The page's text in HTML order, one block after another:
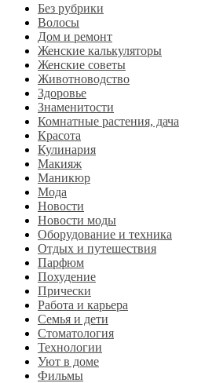
Без рубрики
Волосы
Дом и ремонт
Женские калькуляторы
Женские советы
Животноводство
Здоровье
Знаменитости
Комнатные растения, дача
Красота
Кулинария
Макияж
Маникюр
Мода
Новости
Новости моды
Оборудование и техника
Отдых и путешествия
Парфюм
Похудение
Прически
Работа и карьера
Семья и дети
Стоматология
Технологии
Уют в доме
Фильмы